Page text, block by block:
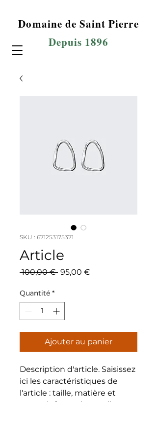
Domaine de Saint Pierre
Depuis 1896
SKU : 671253175371
Article
100,00 € Prix
95,00 €
Quantité *
Ajouter au panier
Description d'article. Saisissez
ici les caractéristiques de
l'article : taille, matière et
autres informations utiles.